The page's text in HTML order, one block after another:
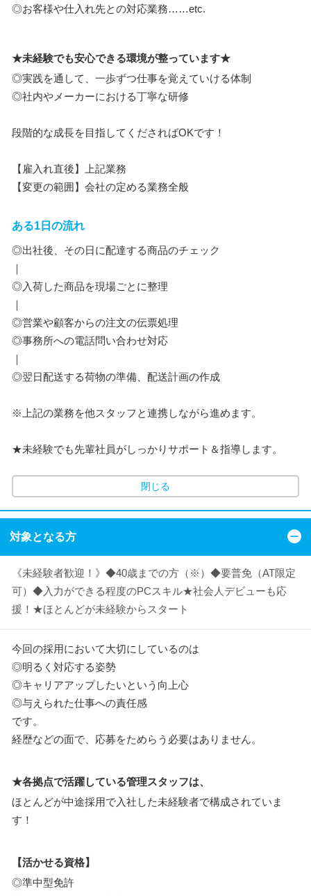
◎お客様や仕入れ先との対応業務……etc.
★未経験でも安心できる環境が整っています★
◎実践を通して、一歩ずつ仕事を覚えていける体制
◎社内やメーカーにおける丁寧な研修
段階的な成長を目指してくださればOKです！
【雇入れ直後】上記業務
【変更の範囲】会社の定める業務全般
ある1日の流れ
◎出社後、その日に配達する商品のチェック
｜
◎入荷した商品を現場ごとに整理
｜
◎営業や顧客からの注文の伝票処理
◎事務所への電話問い合わせ対応
｜
◎翌日配送する荷物の準備、配送計画の作成
※上記の業務を他スタッフと連携しながら進めます。
★未経験でも先輩社員がしっかりサポート＆指導します。
閉じる
対象となる方
《未経験者歓迎！》◆40歳までの方（※）◆要普免（AT限定
可）◆入力ができる程度のPCスキル★社会人デビューも応
援！★ほとんどが未経験からスタート
今回の採用において大切にしているのは
◎明るく対応する姿勢
◎キャリアアップしたいという向上心
◎与えられた仕事への責任感
です。
経歴などの面で、応募をためらう必要はありません。
★各拠点で活躍している管理スタッフは、
ほとんどが中途採用で入社した未経験者で構成されていま
す！
【活かせる資格】
◎準中型免許